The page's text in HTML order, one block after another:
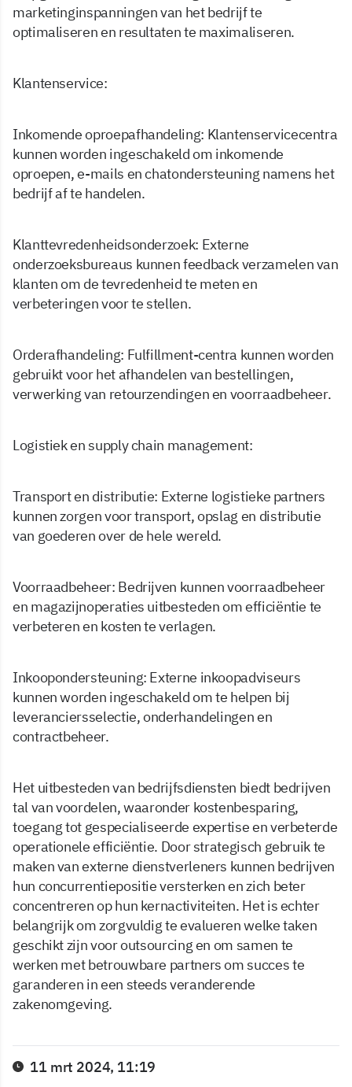
marketinginspanningen van het bedrijf te
optimaliseren en resultaten te maximaliseren.
Klantenservice:
Inkomende oproepafhandeling: Klantenservicecentra
kunnen worden ingeschakeld om inkomende
oproepen, e-mails en chatondersteuning namens het
bedrijf af te handelen.
Klanttevredenheidsonderzoek: Externe
onderzoeksbureaus kunnen feedback verzamelen van
klanten om de tevredenheid te meten en
verbeteringen voor te stellen.
Orderafhandeling: Fulfillment-centra kunnen worden
gebruikt voor het afhandelen van bestellingen,
verwerking van retourzendingen en voorraadbeheer.
Logistiek en supply chain management:
Transport en distributie: Externe logistieke partners
kunnen zorgen voor transport, opslag en distributie
van goederen over de hele wereld.
Voorraadbeheer: Bedrijven kunnen voorraadbeheer
en magazijnoperaties uitbesteden om efficiëntie te
verbeteren en kosten te verlagen.
Inkoopondersteuning: Externe inkoopadviseurs
kunnen worden ingeschakeld om te helpen bij
leveranciersselectie, onderhandelingen en
contractbeheer.
Het uitbesteden van bedrijfsdiensten biedt bedrijven
tal van voordelen, waaronder kostenbesparing,
toegang tot gespecialiseerde expertise en verbeterde
operationele efficiëntie. Door strategisch gebruik te
maken van externe dienstverleners kunnen bedrijven
hun concurrentiepositie versterken en zich beter
concentreren op hun kernactiviteiten. Het is echter
belangrijk om zorgvuldig te evalueren welke taken
geschikt zijn voor outsourcing en om samen te
werken met betrouwbare partners om succes te
garanderen in een steeds veranderende
zakenomgeving.
11 mrt 2024, 11:19